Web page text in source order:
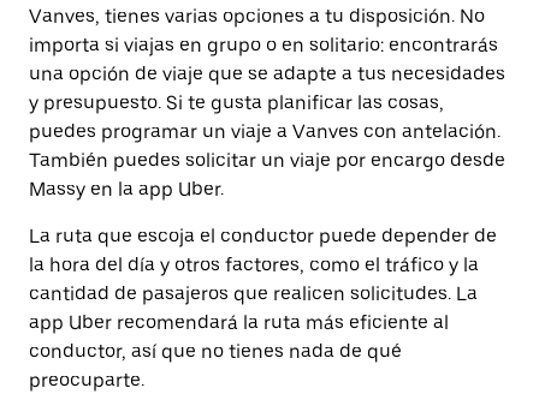
Vanves, tienes varias opciones a tu disposición. No
importa si viajas en grupo o en solitario: encontrarás
una opción de viaje que se adapte a tus necesidades
y presupuesto. Si te gusta planificar las cosas,
puedes programar un viaje a Vanves con antelación.
También puedes solicitar un viaje por encargo desde
Massy en la app Uber.
La ruta que escoja el conductor puede depender de
la hora del día y otros factores, como el tráfico y la
cantidad de pasajeros que realicen solicitudes. La
app Uber recomendará la ruta más eficiente al
conductor, así que no tienes nada de qué
preocuparte.